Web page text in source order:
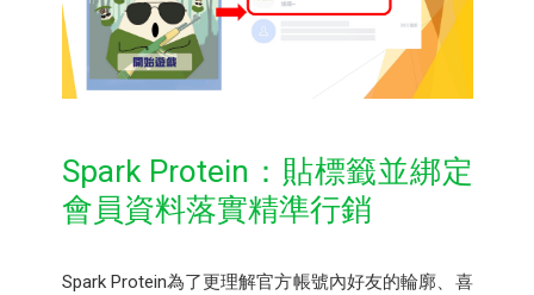
Spark Protein：貼標籤並綁定
會員資料落實精準行銷
Spark Protein為了更理解官方帳號內好友的輪廓、喜